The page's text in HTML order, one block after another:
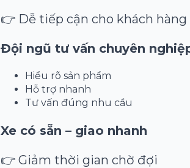
👉 Dễ tiếp cận cho khách
Đội ngũ tư vấn chuyên
Hiểu rõ sản phẩm
Hỗ trợ nhanh
Tư vấn đúng nhu cầu
Xe có sẵn – giao nhanh
👉 Giảm thời gian chờ đợi